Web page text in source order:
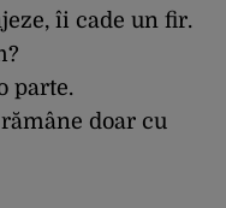
îi cade un fir.
parte.
doar cu